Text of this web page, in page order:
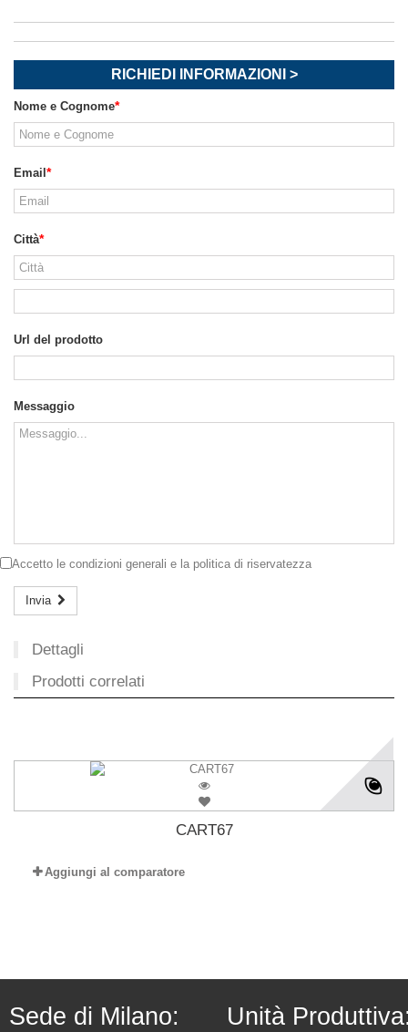
RICHIEDI INFORMAZIONI >
Nome e Cognome
Email
Città
Url del prodotto
Messaggio
Accetto le condizioni generali e la politica di riservatezza
Invia
Dettagli
Prodotti correlati
CART67
Aggiungi al comparatore
Sede di Milano: Unità